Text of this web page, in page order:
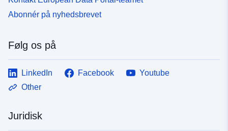
Abonnér på nyhedsbrevet
Følg os på
LinkedIn Facebook
Youtube
Other
Juridisk